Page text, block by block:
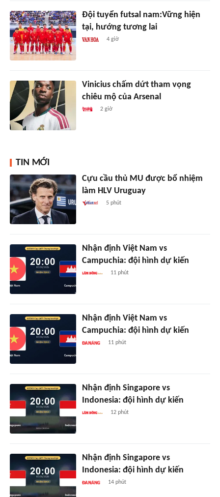
Đội tuyển futsal nam:Vững hiện
tại, hướng tương lai
4 giờ
Vinicius chấm dứt tham vọng
chiêu mộ của Arsenal
2 giờ
TIN MỚI
Cựu cầu thủ MU được bổ nhiệm
làm HLV Uruguay
5 phút
Nhận định Việt Nam vs
Campuchia: đội hình dự kiến
11 phút
Nhận định Việt Nam vs
Campuchia: đội hình dự kiến
11 phút
Nhận định Singapore vs
Indonesia: đội hình dự kiến
12 phút
Nhận định Singapore vs
Indonesia: đội hình dự kiến
14 phút